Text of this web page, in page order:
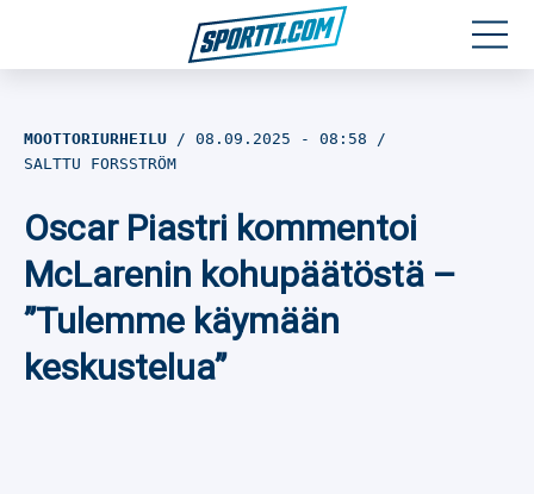
Jalkapallo
Yleisurheilu
Talviurheilu
MOOTTORIURHEILU 08.09.2025 - 08:58
SALTTU FORSSTRÖM
Oscar Piastri kommentoi
McLarenin kohupäätöstä –
”Tulemme käymään
keskustelua”